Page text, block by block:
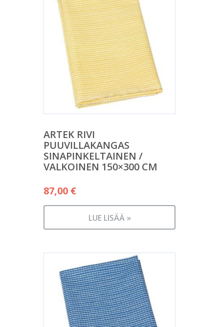
ARTEK RIVI
PUUVILLAKANGAS
SINAPINKELTAINEN /
VALKOINEN 150×300 CM
87,00 €
LUE LISÄÄ »